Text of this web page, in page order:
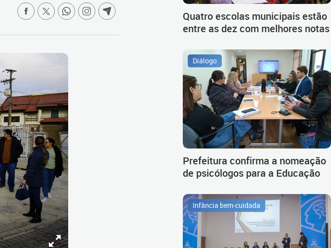
Quatro escolas municipais estão
entre as dez com melhores notas
Diálogo
Prefeitura confirma a nomeação
de psicólogos para a Educação
Infância bem-cuidada